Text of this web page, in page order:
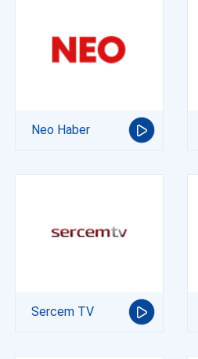
Neo Haber
Sercem TV